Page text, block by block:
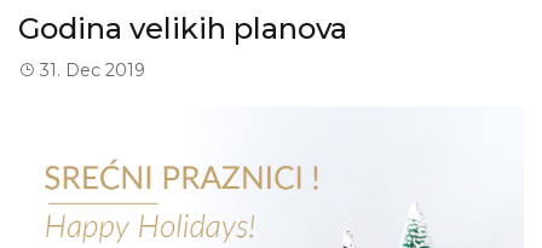
Godina velikih planova
31. Dec 2019